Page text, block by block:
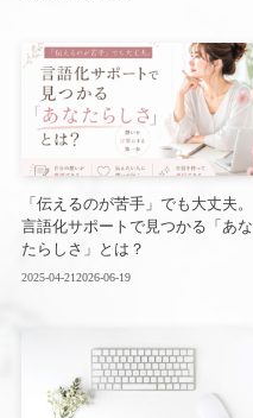
「伝えるのが苦手」でも大丈夫。
言語化サポートで見つかる「あな
たらしさ」とは？
2025-04-212026-06-19